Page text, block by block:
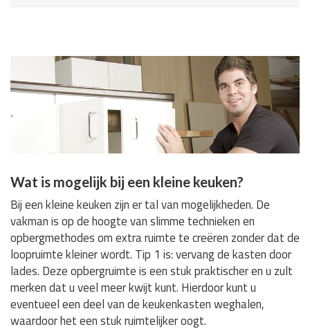
Wat is mogelijk bij een kleine keuken?
Bij een kleine keuken zijn er tal van mogelijkheden. De
vakman is op de hoogte van slimme technieken en
opbergmethodes om extra ruimte te creëren zonder dat de
loopruimte kleiner wordt. Tip 1 is: vervang de kasten door
lades. Deze opbergruimte is een stuk praktischer en u zult
merken dat u veel meer kwijt kunt. Hierdoor kunt u
eventueel een deel van de keukenkasten weghalen,
waardoor het een stuk ruimtelijker oogt.